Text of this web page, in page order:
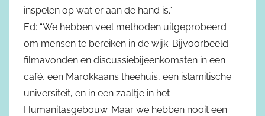
inspelen op wat er aan de hand is.”
Ed: “We hebben veel methoden uitgeprobeerd
om mensen te bereiken in de wijk. Bijvoorbeeld
filmavonden en discussiebijeenkomsten in een
café, een Marokkaans theehuis, een islamitische
universiteit, en in een zaaltje in het
Humanitasgebouw. Maar we hebben nooit een